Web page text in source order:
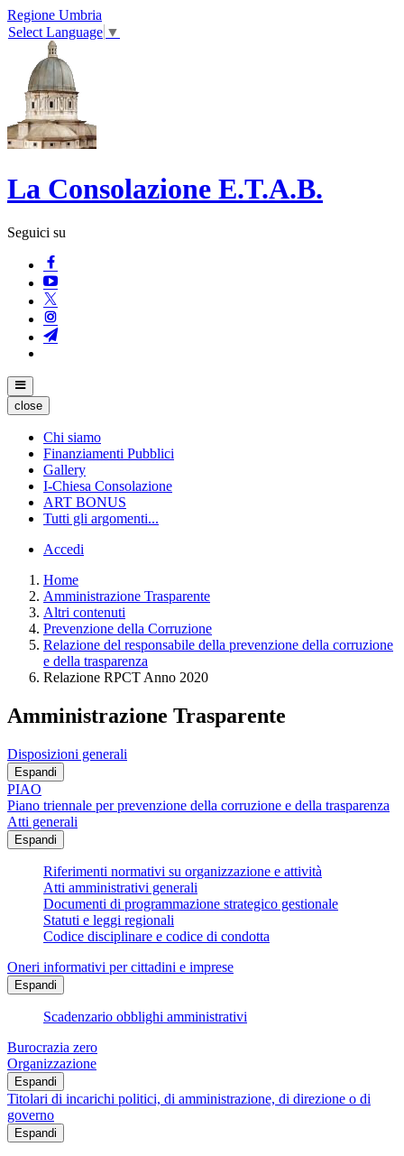
Regione Umbria
Select Language ▼
La Consolazione E.T.A.B.
Seguici su
close
Chi siamo
Finanziamenti Pubblici
Gallery
I-Chiesa Consolazione
ART BONUS
Tutti gli argomenti...
Accedi
Home
Amministrazione Trasparente
Altri contenuti
Prevenzione della Corruzione
Relazione del responsabile della prevenzione della corruzione
e della trasparenza
Relazione RPCT Anno 2020
Amministrazione Trasparente
Disposizioni generali
Espandi
PIAO
Piano triennale per prevenzione della corruzione e della trasparenza
Atti generali
Espandi
Riferimenti normativi su organizzazione e attività
Atti amministrativi generali
Documenti di programmazione strategico gestionale
Statuti e leggi regionali
Codice disciplinare e codice di condotta
Oneri informativi per cittadini e imprese
Espandi
Scadenzario obblighi amministrativi
Burocrazia zero
Organizzazione
Espandi
Titolari di incarichi politici, di amministrazione, di direzione o di
governo
Espandi